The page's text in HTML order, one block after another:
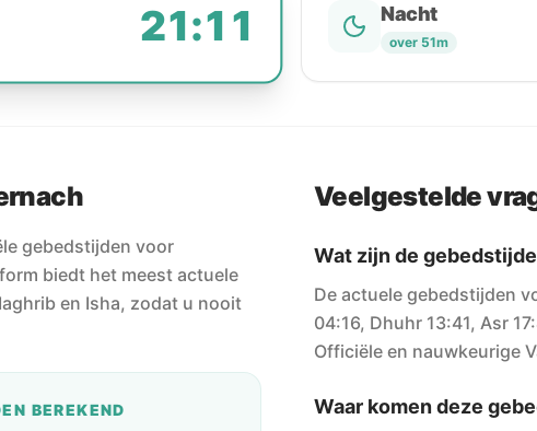
21:11 Nacht
over 51m
gebedstijden voor
biedt het meest actuele
en Isha, zodat u nooit
BEREKEND
Veelgestelde
Wat zijn de
De actuele gebedstijden
04:16, Dhuhr 13:41, Asr
Officiële en nauwkeurige
Waar komen deze